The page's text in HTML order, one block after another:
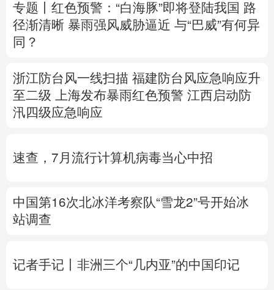
专题丨 红色预警：“白海豚”即将登陆我国 路
径渐清晰 暴雨强风威胁逼近 与“巴威”有何异
同？
浙江防台风一线扫描 福建防台风应急响应升
至二级
上海发布暴雨红色预警 江西启动防
汛四级应急响应
速查，7月流行计算机病毒当心中招
中国第16次北冰洋考察队“雪龙2”号开始冰
站调查
记者手记丨非洲三个“几内亚”的中国印记